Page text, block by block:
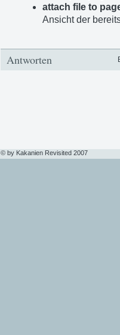
attach file to
Ansicht der
Antworten
© by Kakanien Revisited 2007